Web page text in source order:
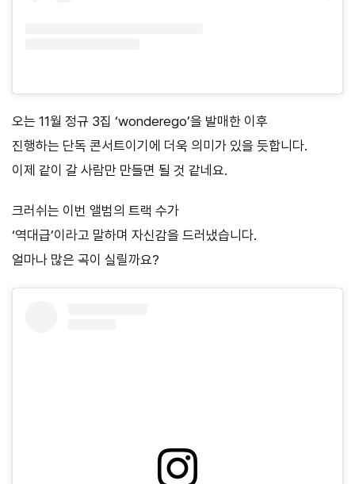
오는 11월 정규 3집 ‘wonderego’을 발매한 이후
진행하는 단독 콘서트이기에 더욱 의미가 있을 듯합니다.
이제 같이 갈 사람만 만들면 될 것 같네요.
크러쉬는 이번 앨범의 트랙 수가
‘역대급’이라고 말하며 자신감을 드러냈습니다.
얼마나 많은 곡이 실릴까요?